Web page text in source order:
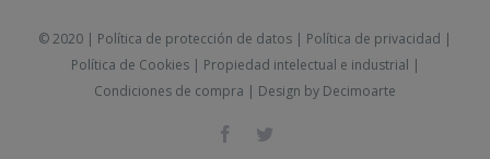
© 2020 | Política de protección de datos | Política de privacidad |
Política de Cookies| Propiedad intelectual e industrial |
Condiciones de compra | Design by Decimoarte
Facebook